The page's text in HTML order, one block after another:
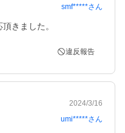
smf*****さん
きました。
違反報告
2024/3/16
umi*****さん